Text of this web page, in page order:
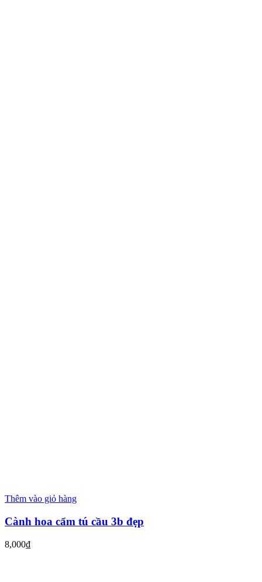
Thêm vào giỏ hàng
Cành hoa cẩm tú cầu 3b đẹp
8,000₫